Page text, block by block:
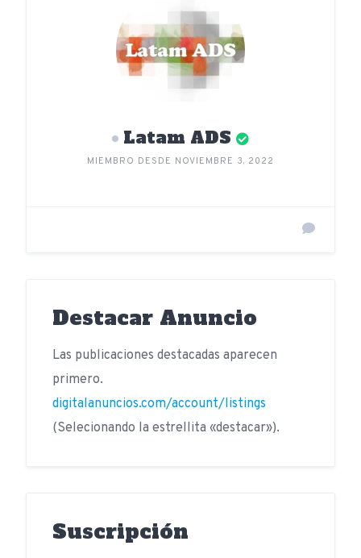
Latam ADS
MIEMBRO DESDE NOVIEMBRE 3, 2022
Destacar Anuncio
Las publicaciones destacadas aparecen
primero.
digitalanuncios.com/account/listings
(Selecionando la estrellita «destacar»).
Suscripción